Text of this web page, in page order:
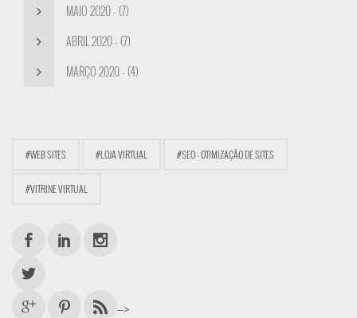
MAIO 2020 - (7)
ABRIL 2020 - (7)
MARÇO 2020 - (4)
#WEB SITES #LOJA VIRTUAL #SEO - OTIMIZAÇÃO DE SITES
#VITRINE VIRTUAL
-->